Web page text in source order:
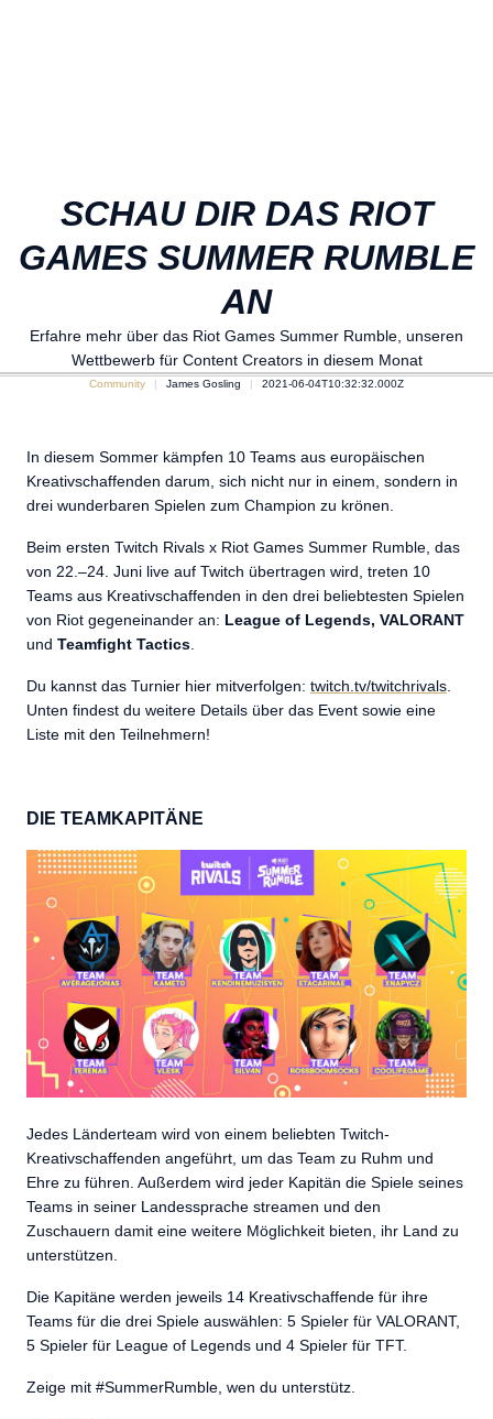
SCHAU DIR DAS RIOT
GAMES SUMMER RUMBLE
AN
Erfahre mehr über das Riot Games Summer Rumble, unseren
Wettbewerb für Content Creators in diesem Monat
Community James Gosling 2021-06-04T10:32:32.000Z
In diesem Sommer kämpfen 10 Teams aus europäischen
Kreativschaffenden darum, sich nicht nur in einem, sondern in
drei wunderbaren Spielen zum Champion zu krönen.
Beim ersten Twitch Rivals x Riot Games Summer Rumble, das
von 22.–24. Juni live auf Twitch übertragen wird, treten 10
Teams aus Kreativschaffenden in den drei beliebtesten Spielen
von Riot gegeneinander an: League of Legends, VALORANT
und Teamfight Tactics
Du kannst das Turnier hier mitverfolgen: twitch.tv/twitchrivals
Unten findest du weitere Details über das Event sowie eine
Liste mit den Teilnehmern!
DIE TEAMKAPITÄNE
Jedes Länderteam wird von einem beliebten Twitch-
Kreativschaffenden angeführt, um das Team zu Ruhm und
Ehre zu führen. Außerdem wird jeder Kapitän die Spiele seines
Teams in seiner Landessprache streamen und den
Zuschauern damit eine weitere Möglichkeit bieten, ihr Land zu
unterstützen.
Die Kapitäne werden jeweils 14 Kreativschaffende für ihre
Teams für die drei Spiele auswählen: 5 Spieler für VALORANT,
5 Spieler für League of Legends und 4 Spieler für TFT.
Zeige mit #SummerRumble, wen du unterstütz.